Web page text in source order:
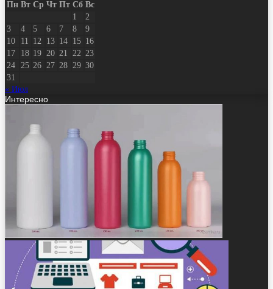
Пн Вт Ср Чт Пт Сб Вс
1
2
3
4 5 6 7 8
9
10
11 12 13 14 15 16
17
18 19 20 21 22 23
24
25 26 27 28 29 30
31
« Июл
Интересно